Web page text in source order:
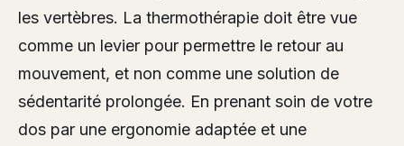
les vertèbres. La thermothérapie doit être vue
comme un levier pour permettre le retour au
mouvement, et non comme une solution de
sédentarité prolongée. En prenant soin de votre
dos par une ergonomie adaptée et une